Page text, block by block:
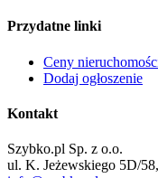
Przydatne linki
Ceny
Dodaj ogłoszenie
Kontakt
Szybko.pl Sp. z o.o.
ul. K. Jeżewskiego 5D/